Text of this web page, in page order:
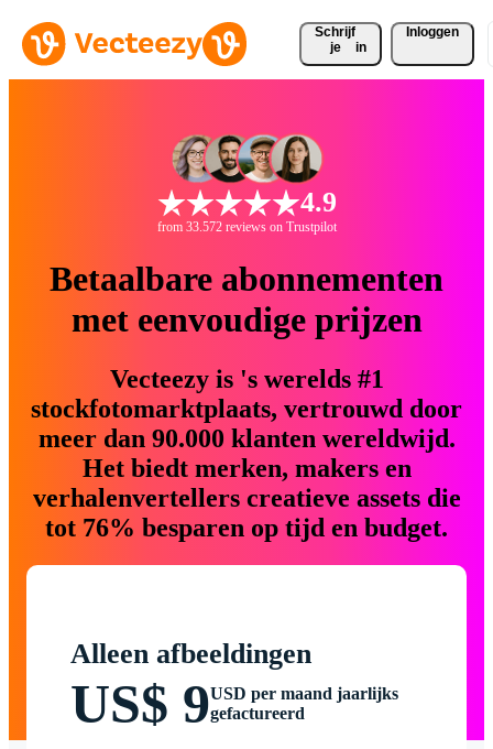
Schrijf
je
in
Inloggen
4.9
from 33.572 reviews on Trustpilot
Betaalbare abonnementen
met eenvoudige prijzen
Vecteezy is 's werelds #1
stockfotomarktplaats, vertrouwd door
meer dan 90.000 klanten wereldwijd.
Het biedt merken, makers en
verhalenvertellers creatieve assets die
tot 76% besparen op tijd en budget.
Alleen afbeeldingen
US$ 9USD per maand jaarlijks
gefactureerd